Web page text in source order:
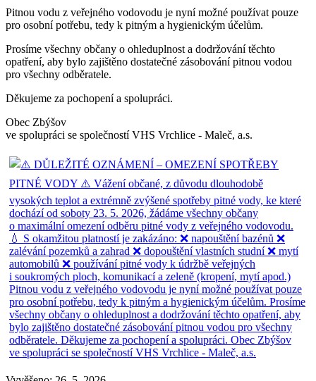
Pitnou vodu z veřejného vodovodu je nyní možné používat pouze
pro osobní potřebu, tedy k pitným a hygienickým účelům.
Prosíme všechny občany o ohleduplnost a dodržování těchto
opatření, aby bylo zajištěno dostatečné zásobování pitnou vodou
pro všechny odběratele.
Děkujeme za pochopení a spolupráci.
Obec Zbýšov
ve spolupráci se společností VHS Vrchlice - Maleč, a.s.